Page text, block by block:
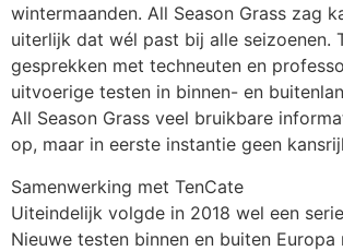
wintermaanden. All Season Grass zag
uiterlijk dat wél past bij alle seizoenen.
gesprekken met techneuten en
uitvoerige testen in binnen- en
All Season Grass veel bruikbare
op, maar in eerste instantie geen
Samenwerking met TenCate
Uiteindelijk volgde in 2018 wel een
Nieuwe testen binnen en buiten Europa